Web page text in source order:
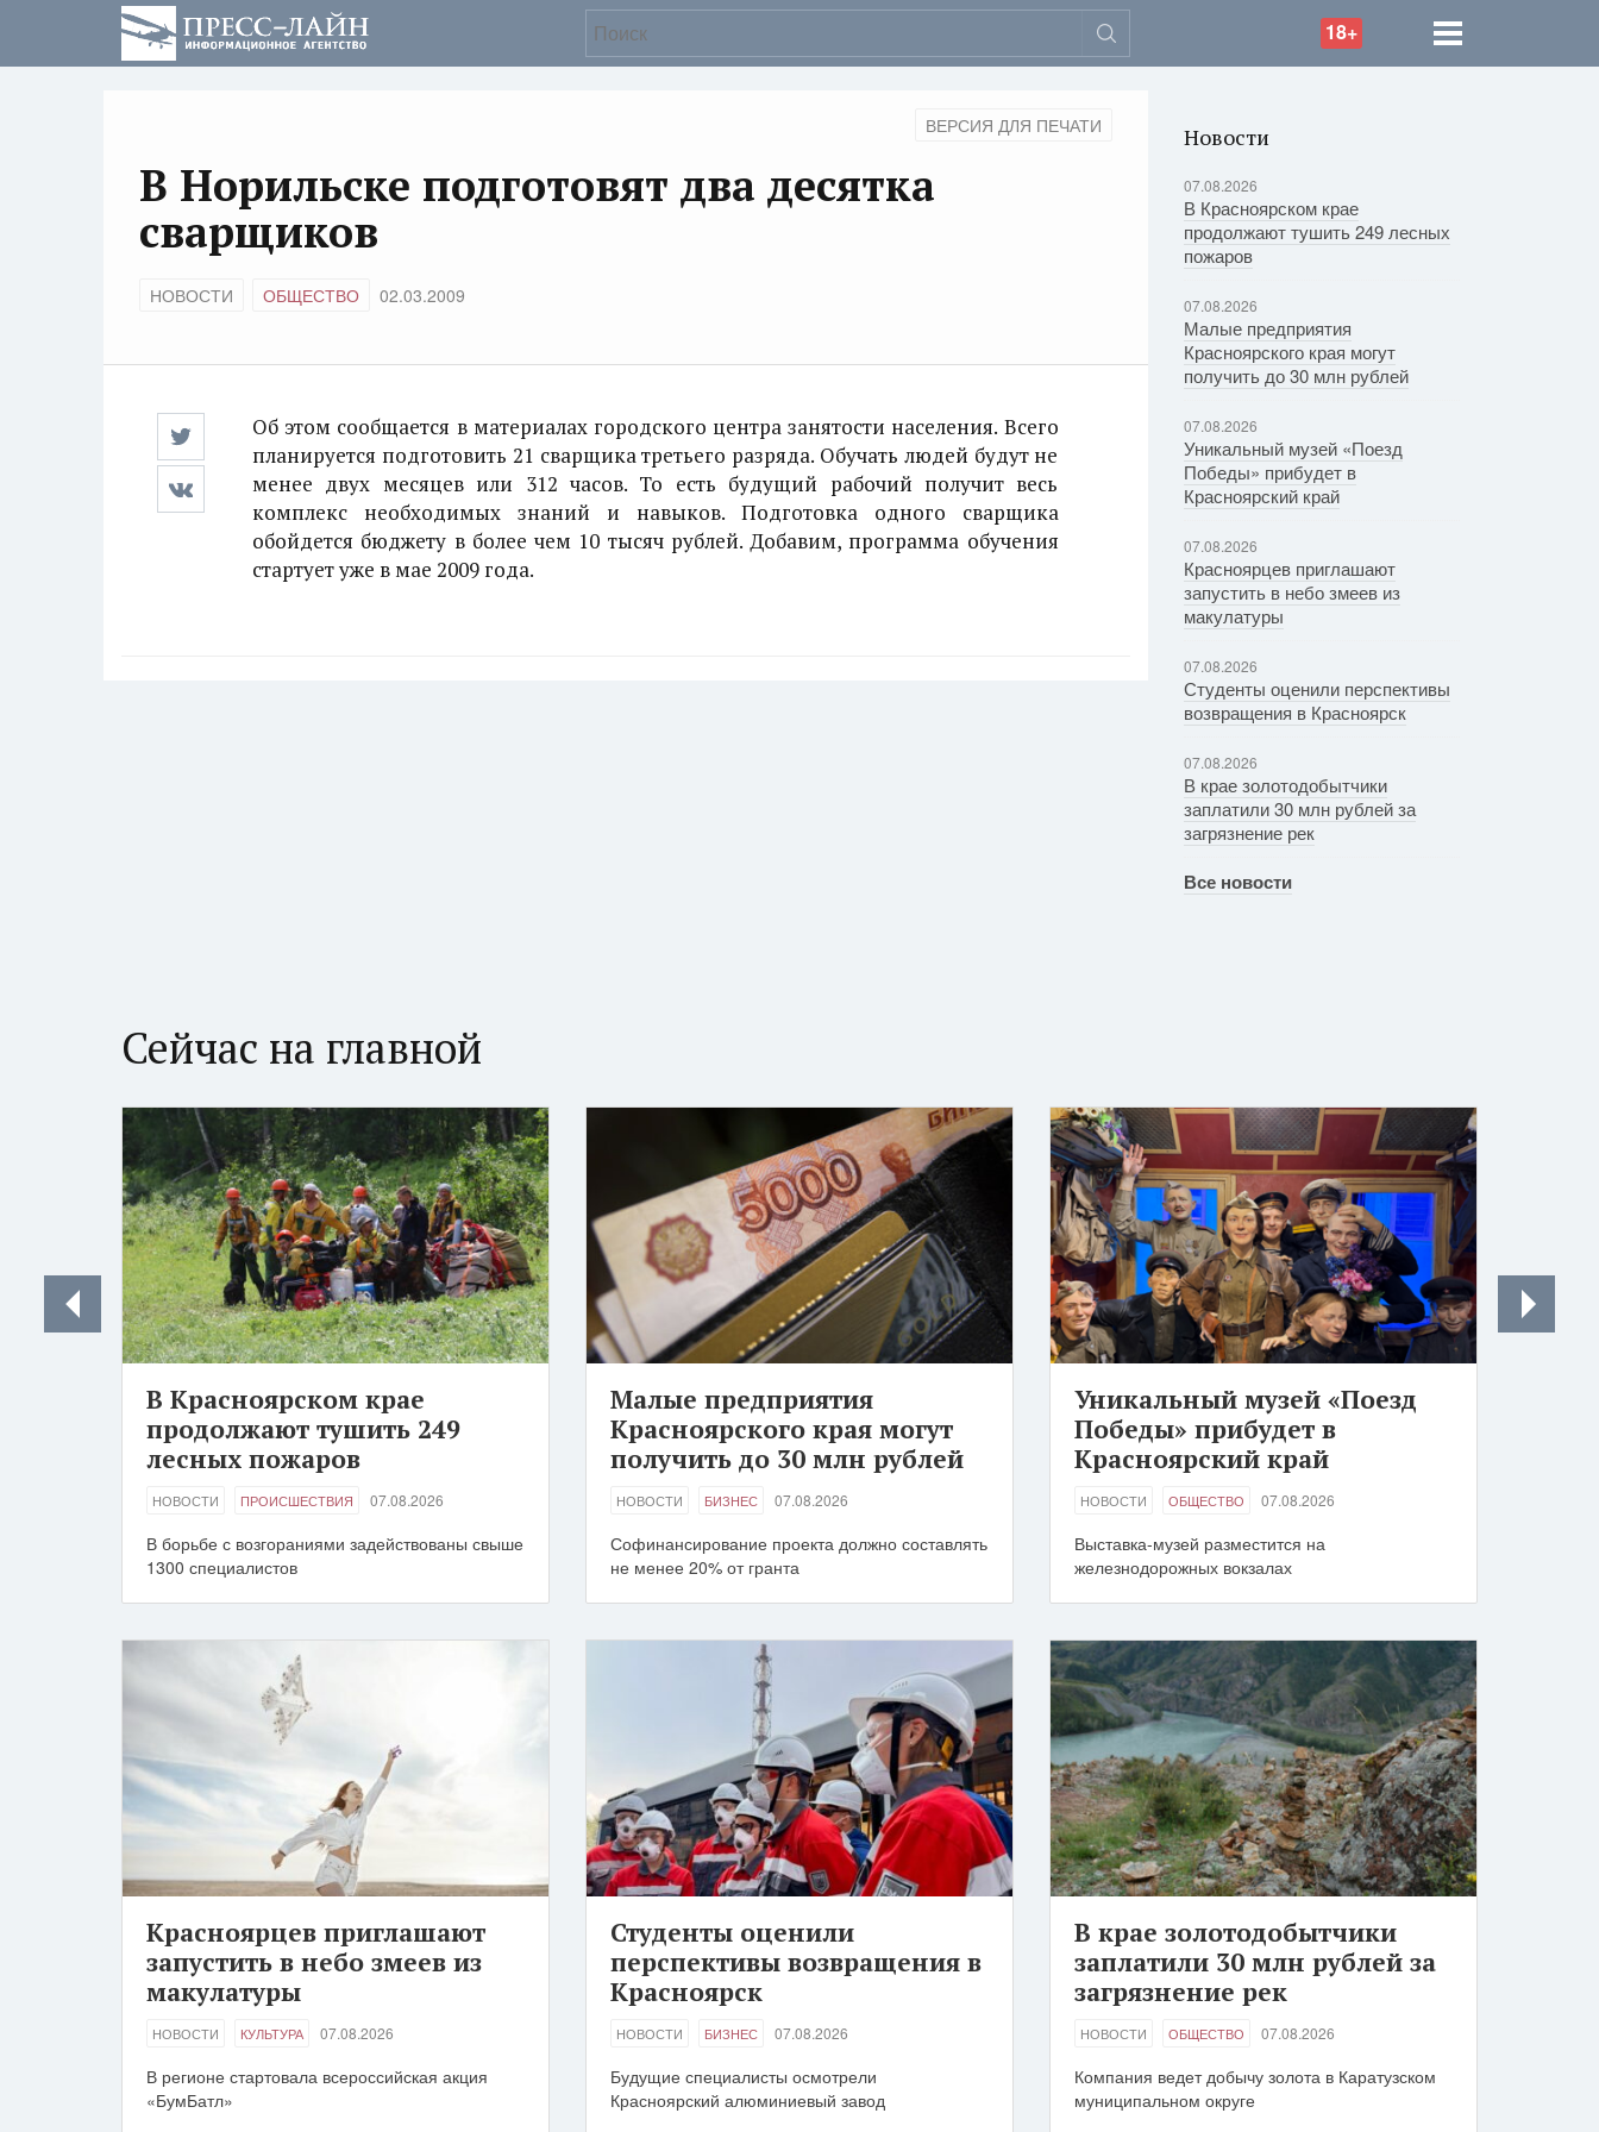
18+
ВЕРСИЯ ДЛЯ ПЕЧАТИ
В Норильске подготовят два десятка
сварщиков
НОВОСТИ ОБЩЕСТВО 02.03.2009
Об этом сообщается в материалах городского центра занятости населения. Всего
планируется подготовить 21 сварщика третьего разряда. Обучать людей будут не
менее двух месяцев или 312 часов. То есть будущий рабочий получит весь
комплекс необходимых знаний и навыков. Подготовка одного сварщика
обойдется бюджету в более чем 10 тысяч рублей. Добавим, программа обучения
стартует уже в мае 2009 года.
Новости
07.08.2026
В Красноярском крае
продолжают тушить 249 лесных
пожаров
07.08.2026
Малые предприятия
Красноярского края могут
получить до 30 млн рублей
07.08.2026
Уникальный музей «Поезд
Победы» прибудет в
Красноярский край
07.08.2026
Красноярцев приглашают
запустить в небо змеев из
макулатуры
07.08.2026
Студенты оценили перспективы
возвращения в Красноярск
07.08.2026
В крае золотодобытчики
заплатили 30 млн рублей за
загрязнение рек
Все новости
Сейчас на главной
В Красноярском крае
продолжают тушить 249
лесных пожаров
НОВОСТИ ПРОИСШЕСТВИЯ 07.08.2026
В борьбе с возгораниями задействованы свыше
1300 специалистов
Малые предприятия
Красноярского края могут
получить до 30 млн рублей
НОВОСТИ БИЗНЕС 07.08.2026
Софинансирование проекта должно составлять
не менее 20% от гранта
Уникальный музей «Поезд
Победы» прибудет в
Красноярский край
НОВОСТИ ОБЩЕСТВО 07.08.2026
Выставка-музей разместится на
железнодорожных вокзалах
Красноярцев приглашают
запустить в небо змеев из
макулатуры
НОВОСТИ КУЛЬТУРА 07.08.2026
В регионе стартовала всероссийская акция
«БумБатл»
Студенты оценили
перспективы возвращения в
Красноярск
НОВОСТИ БИЗНЕС 07.08.2026
Будущие специалисты осмотрели
Красноярский алюминиевый завод
В крае золотодобытчики
заплатили 30 млн рублей за
загрязнение рек
НОВОСТИ ОБЩЕСТВО 07.08.2026
Компания ведет добычу золота в Каратузском
муниципальном округе